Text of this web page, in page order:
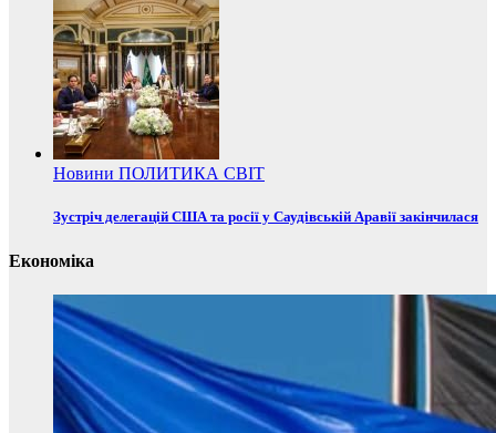
Новини ПОЛИТИКА СВІТ
Зустріч делегацій США та росії у Саудівській Аравії закінчилася
Економіка